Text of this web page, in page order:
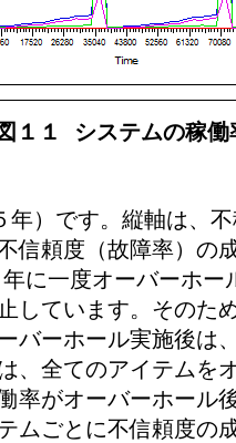
１１ システムの稼働
年）です。縦軸は、
信頼度（故障率）の
に一度オーバーホー
しています。そのた
バーホール実施後は
、全てのアイテムを
率がオーバーホール
ムごとに不信頼度の